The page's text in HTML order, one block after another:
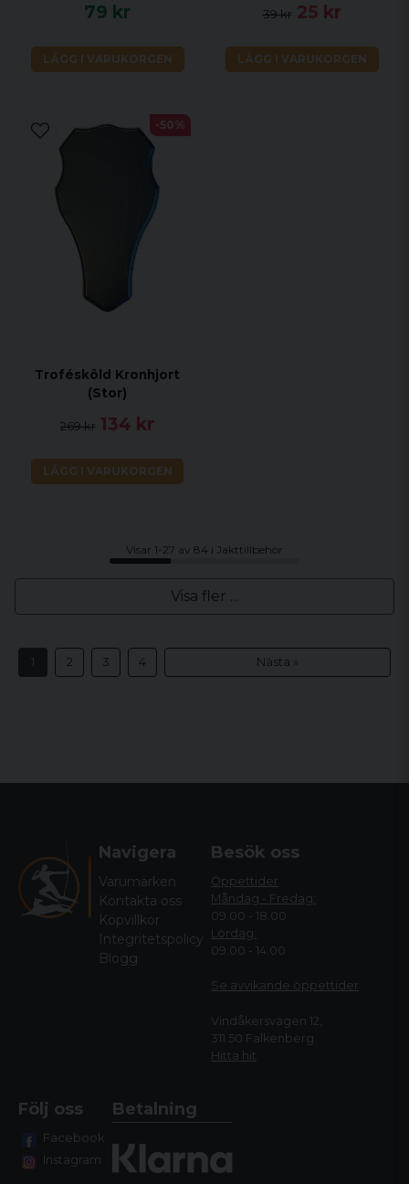
79 kr
LÄGG I VARUKORGEN
39 kr 25 kr
LÄGG I VARUKORGEN
Trofésköld Kronhjort
(Stor)
269 kr 134 kr
LÄGG I VARUKORGEN
-50%
Visar 1-27 av 84 i Jakttillbehör
Visa fler ...
1 2 3 4 Nästa »
Navigera
Varumärken
Kontakta oss
Köpvillkor
Integritetspolicy
Blogg
Besök oss
Öppettider
Måndag - Fredag:
09.00 - 18.00
Lördag:
09.00 - 14.00
Se avvikande öppettider
Vindåkersvägen 12,
311 50 Falkenberg
Hitta hit
Följ oss
Facebook
Instagram
Betalning